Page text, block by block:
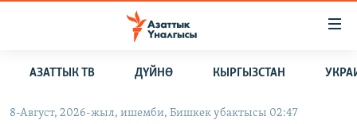
Навигацияга
Издөөгө
КЫРГЫЗСТАН
АЗАТТЫК ТВ ДҮЙНӨ КЫРГЫЗСТАН
8-Август, 2026-жыл, ишемби, Бишкек убактысы 02:47